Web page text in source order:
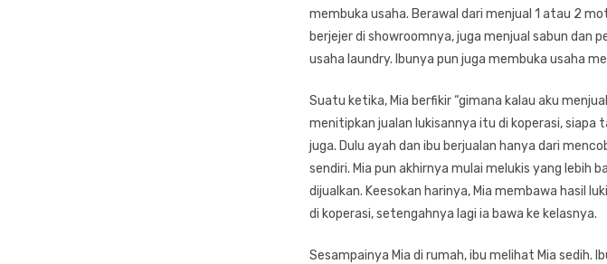
membuka usaha. Berawal dari menjual 1 atau 2
berjejer di showroomnya, juga menjual sabun dan
usaha laundry. Ibunya pun juga membuka usaha
Suatu ketika, Mia berfikir “gimana kalau aku
menitipkan jualan lukisannya itu di koperasi, siapa
juga. Dulu ayah dan ibu berjualan hanya dari
sendiri. Mia pun akhirnya mulai melukis yang lebih
dijualkan. Keesokan harinya, Mia membawa hasil
di koperasi, setengahnya lagi ia bawa ke kelasnya.
Sesampainya Mia di rumah, ibu melihat Mia sedih.